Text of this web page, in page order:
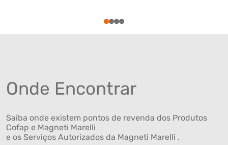
1234
Onde Encontrar
Saiba onde existem pontos de revenda dos Produtos
Cofap e Magneti Marelli
e os Serviços Autorizados da Magneti Marelli .